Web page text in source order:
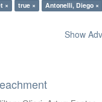
× true ×
Antonelli, Diego ×
Show